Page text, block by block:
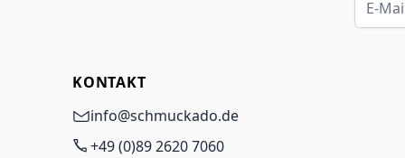
KONTAKT
info@schmuckado.de
+49 (0)89 2620 7060